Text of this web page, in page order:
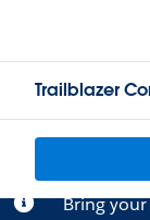
Trailblazer
Bring